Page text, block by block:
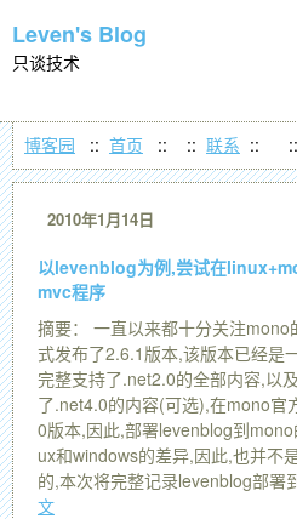
Leven's Blog
只谈技术
博客园 :: 首页 :: :: 联系 :: ::
2010年1月14日
以levenblog为例,尝试在
mvc程序
摘要： 一直以来都十分关注
式发布了2.6.1版本,该版本已经是
完整支持了.net2.0的全部内容,以
了.net4.0的内容(可选),在mono官
0版本,因此,部署levenblog到
ux和windows的差异,因此,也并不
的,本次将完整记录levenblog部署
文